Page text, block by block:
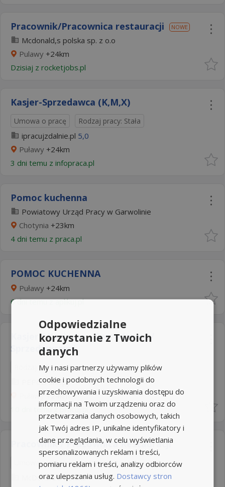
Pracownik/Pracownica restauracji NOWE
Mcdonald,s polska sp. z o.o
Pulawy +24km
Dzisiaj z rocketjobs.pl
Kasjer-Sprzedawca (K,M,X)
Umowa o pracę Rodzaj pracy: Stała
ipracujzdalnie.pl 5,0
Puławy +24km
3 dni temu z infopraca.pl
Pomoc kuchenna
Powiatowy Urząd Pracy w Garwolinie
Chotynia +23km
4 dni temu z praca.pl
POMOC KUCHENNA
Puławy +24km
6 dni temu zaplikuj.pl
Kasjer / Kasjerka - Sprzedawca /
Sprzedawczyni
Rodzaj pracy: Stała
PEPCO Sklepy
Puławy +24km
10 dni temu zpracuj.pl
Pracownik / Pracownica Restauracji
Umowa o pracę Rodzaj pracy: Stała
McDonald's Polska
Odpowiedzialne
korzystanie z Twoich
danych
My i nasi partnerzy używamy plików
cookie i podobnych technologii do
przechowywania i uzyskiwania dostępu do
informacji na Twoim urządzeniu oraz do
przetwarzania danych osobowych, takich
jak Twój adres IP, unikalne identyfikatory i
dane przeglądania, w celu wyświetlania
spersonalizowanych reklam i treści,
pomiaru reklam i treści, analizy odbiorców
oraz ulepszania usług. Dostawcy stron